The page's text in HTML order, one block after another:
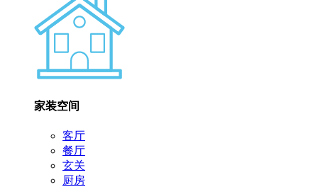
家装空间
客厅
餐厅
玄关
厨房